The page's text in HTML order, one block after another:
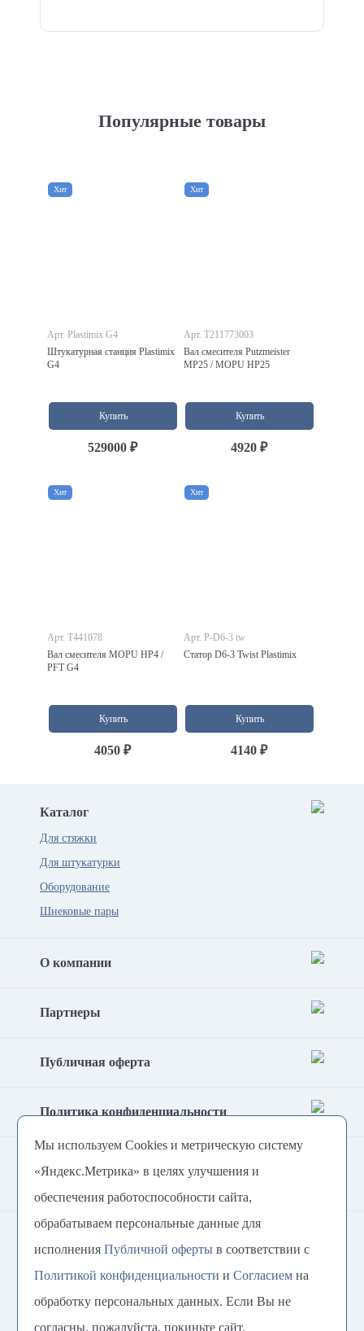
Мы используем Cookies и метрическую систему
«Яндекс.Метрика» в целях улучшения и
обеспечения работоспособности сайта,
обрабатываем персональные данные для
исполненияПубличной оферты в соответствии с
Политикой конфиденциальности иСогласием на
обработку персональных данных. Если Вы не
согласны, пожалуйста, покиньте сайт.
Популярные товары
Хит
Арт. Plastimix G4
Штукатурная станция Plastimix
G4
Купить
529000 ₽
Хит
Арт. T211773003
Вал смесителя Putzmeister
MP25 / MOPU HP25
Купить
4920 ₽
Хит
Арт. T441078
Вал смесителя MOPU HP4 /
PFT G4
Купить
4050 ₽
Хит
Арт. P-D6-3 tw
Статор D6-3 Twist Plastimix
Купить
4140 ₽
Каталог
Для стяжки
Для штукатурки
Оборудование
Шнековые пары
О компании
Партнеры
Публичная оферта
Политика конфиденциальности
8 800 222-54-79
@Plastimix +7 (921) 907 27 61
vk.com/plastimix @plastimix